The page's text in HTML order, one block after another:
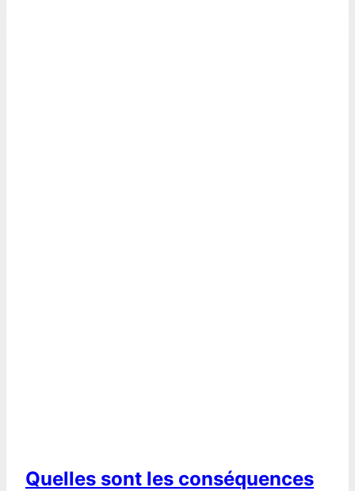
Quelles sont les conséquences